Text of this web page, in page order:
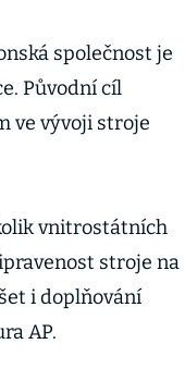
společnost je
Původní cíl
ve vývoji stroje
vnitrostátních
stroje na
i doplňování
AP.